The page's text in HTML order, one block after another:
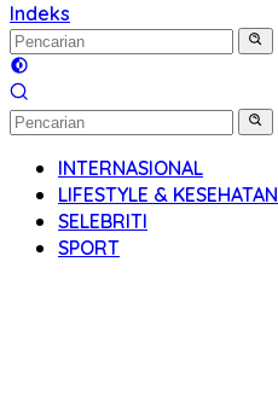
Indeks
INTERNASIONAL
LIFESTYLE & KESEHATAN
SELEBRITI
SPORT